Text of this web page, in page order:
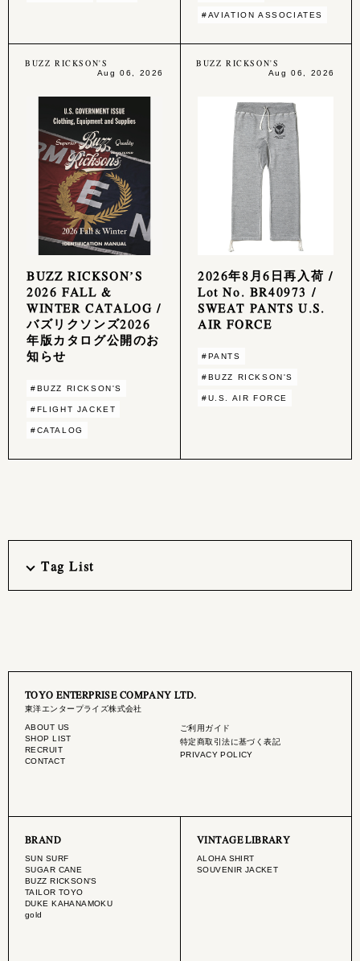
#AVIATION ASSOCIATES
BUZZ RICKSON'S
Aug 06, 2026
BUZZ RICKSON’S
2026 FALL &
WINTER CATALOG /
バズリクソンズ2026
年版カタログ公開のお
知らせ
#BUZZ RICKSON'S
#FLIGHT JACKET
#CATALOG
BUZZ RICKSON'S
Aug 06, 2026
2026年8月6日再入荷 /
Lot No. BR40973 /
SWEAT PANTS U.S.
AIR FORCE
#PANTS
#BUZZ RICKSON'S
#U.S. AIR FORCE
Tag List
TOYO ENTERPRISE COMPANY LTD.
東洋エンタープライズ株式会社
ABOUT US
SHOP LIST
RECRUIT
CONTACT
ご利用ガイド
特定商取引法に基づく表記
PRIVACY POLICY
BRAND
SUN SURF
SUGAR CANE
BUZZ RICKSON'S
TAILOR TOYO
DUKE KAHANAMOKU
gold
VINTAGE LIBRARY
ALOHA SHIRT
SOUVENIR JACKET